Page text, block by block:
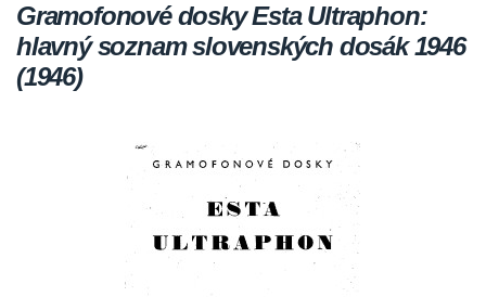
Gramofonové dosky Esta Ultraphon:
hlavný soznam slovenských dosák 1946
(1946)